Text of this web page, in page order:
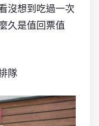
沒想到吃過一次
久是值回票值
隊